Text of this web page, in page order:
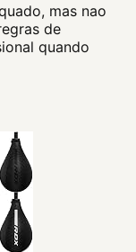
mas nao
de
quando